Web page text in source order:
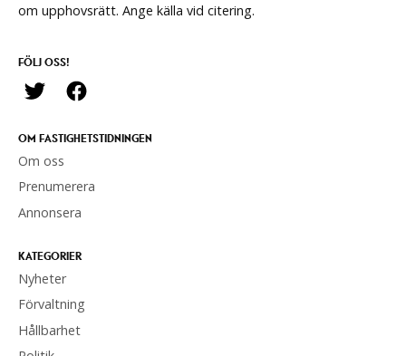
om upphovsrätt. Ange källa vid citering.
FÖLJ OSS!
OM FASTIGHETSTIDNINGEN
Om oss
Prenumerera
Annonsera
KATEGORIER
Nyheter
Förvaltning
Hållbarhet